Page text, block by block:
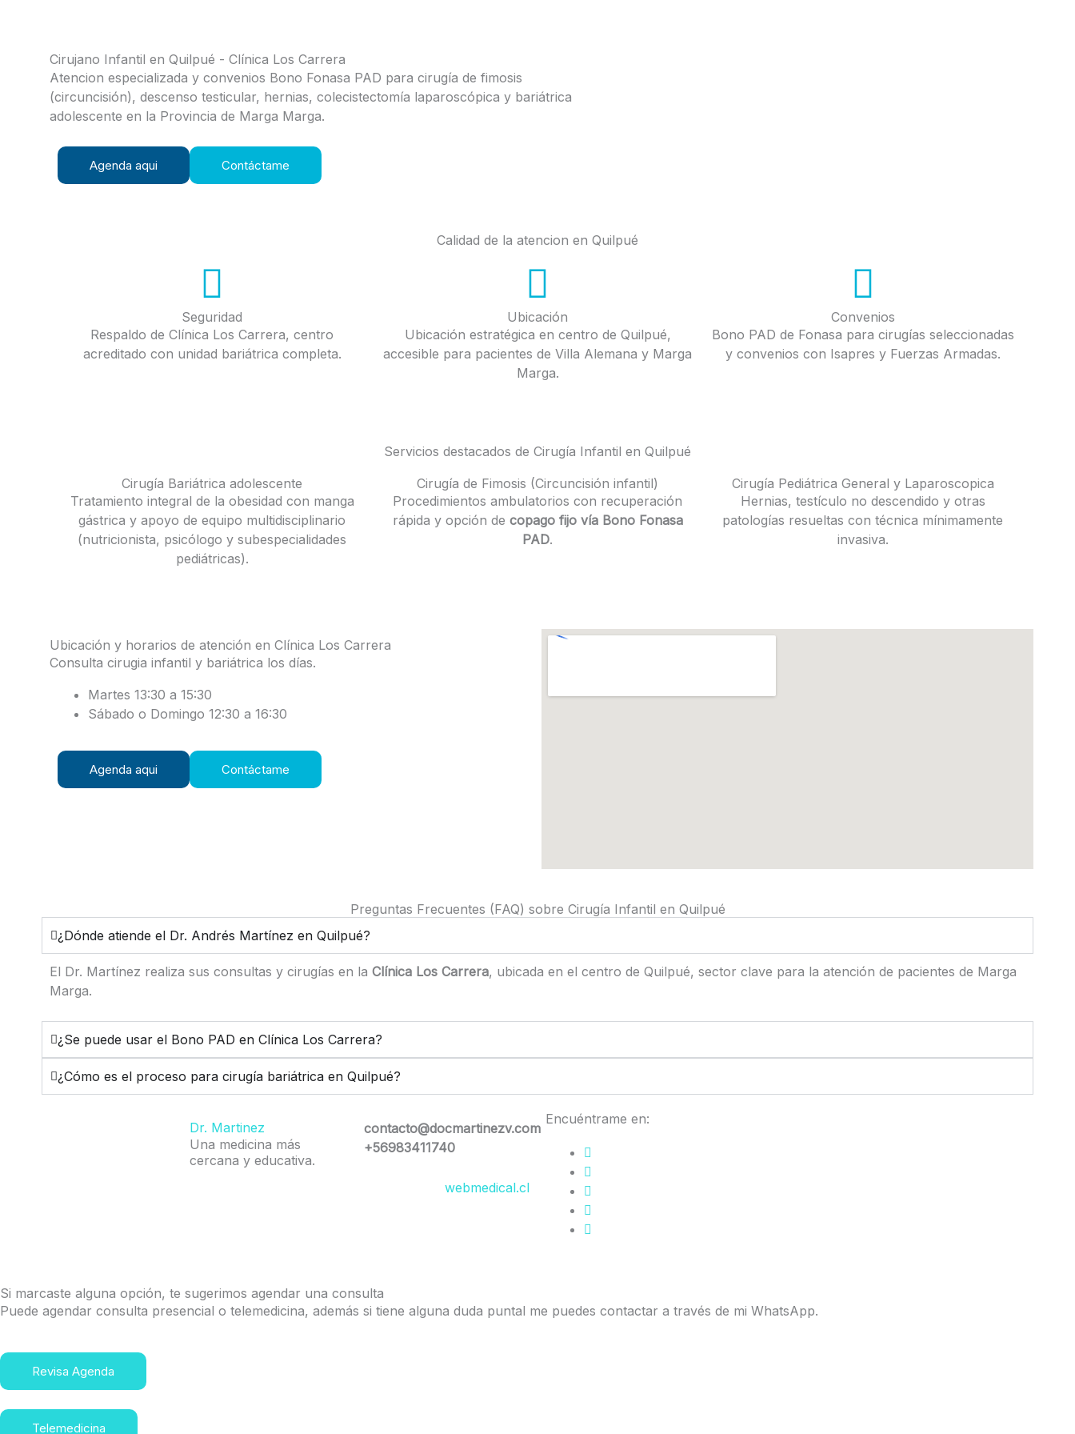
Cirujano Infantil en Quilpué - Clínica Los Carrera
Atencion especializada y convenios Bono Fonasa PAD para cirugía de fimosis
(circuncisión), descenso testicular, hernias, colecistectomía laparoscópica y bariátrica
adolescente en la Provincia de Marga Marga.
Agenda aqui Contáctame
Calidad de la atencion en Quilpué
Seguridad
Respaldo de Clínica Los Carrera, centro
acreditado con unidad bariátrica completa.
Ubicación
Ubicación estratégica en centro de Quilpué,
accesible para pacientes de Villa Alemana y Marga
Marga.
Convenios
Bono PAD de Fonasa para cirugías seleccionadas
y convenios con Isapres y Fuerzas Armadas.
Servicios destacados de Cirugía Infantil en Quilpué
Cirugía Bariátrica adolescente
Tratamiento integral de la obesidad con manga
gástrica y apoyo de equipo multidisciplinario
(nutricionista, psicólogo y subespecialidades
pediátricas).
Cirugía de Fimosis (Circuncisión infantil)
Procedimientos ambulatorios con recuperación
rápida y opción de copago fijo vía Bono Fonasa
PAD.
Cirugía Pediátrica General y Laparoscopica
Hernias, testículo no descendido y otras
patologías resueltas con técnica mínimamente
invasiva.
Ubicación y horarios de atención en Clínica Los Carrera
Consulta cirugia infantil y bariátrica los días.
Martes 13:30 a 15:30
Sábado o Domingo 12:30 a 16:30
Agenda aqui Contáctame
Preguntas Frecuentes (FAQ) sobre Cirugía Infantil en Quilpué
¿Dónde atiende el Dr. Andrés Martínez en Quilpué?
El Dr. Martínez realiza sus consultas y cirugías en la Clínica Los Carrera, ubicada en el centro de Quilpué, sector clave para la atención de pacientes de Marga
Marga.
¿Se puede usar el Bono PAD en Clínica Los Carrera?
¿Cómo es el proceso para cirugía bariátrica en Quilpué?
Dr. Martinez
Una medicina más
cercana y educativa.
contacto@docmartinezv.com
+56983411740
webmedical.cl
Encuéntrame en:
Si marcaste alguna opción, te sugerimos agendar una consulta
Puede agendar consulta presencial o telemedicina, además si tiene alguna duda puntal me puedes contactar a través de mi WhatsApp.
Revisa Agenda
Telemedicina